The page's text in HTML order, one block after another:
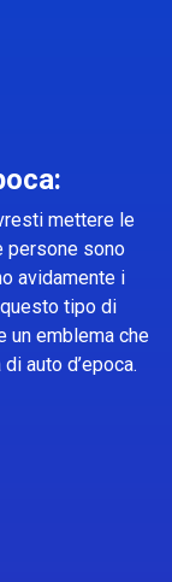
mettere le
persone sono
avidamente i
tipo di
un emblema che
auto d’epoca.